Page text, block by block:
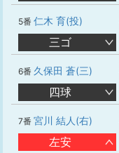
5番 仁木 育(投)
三ゴ
6番 久保田 蒼(三)
四球
7番 宮川 結人(右)
左安